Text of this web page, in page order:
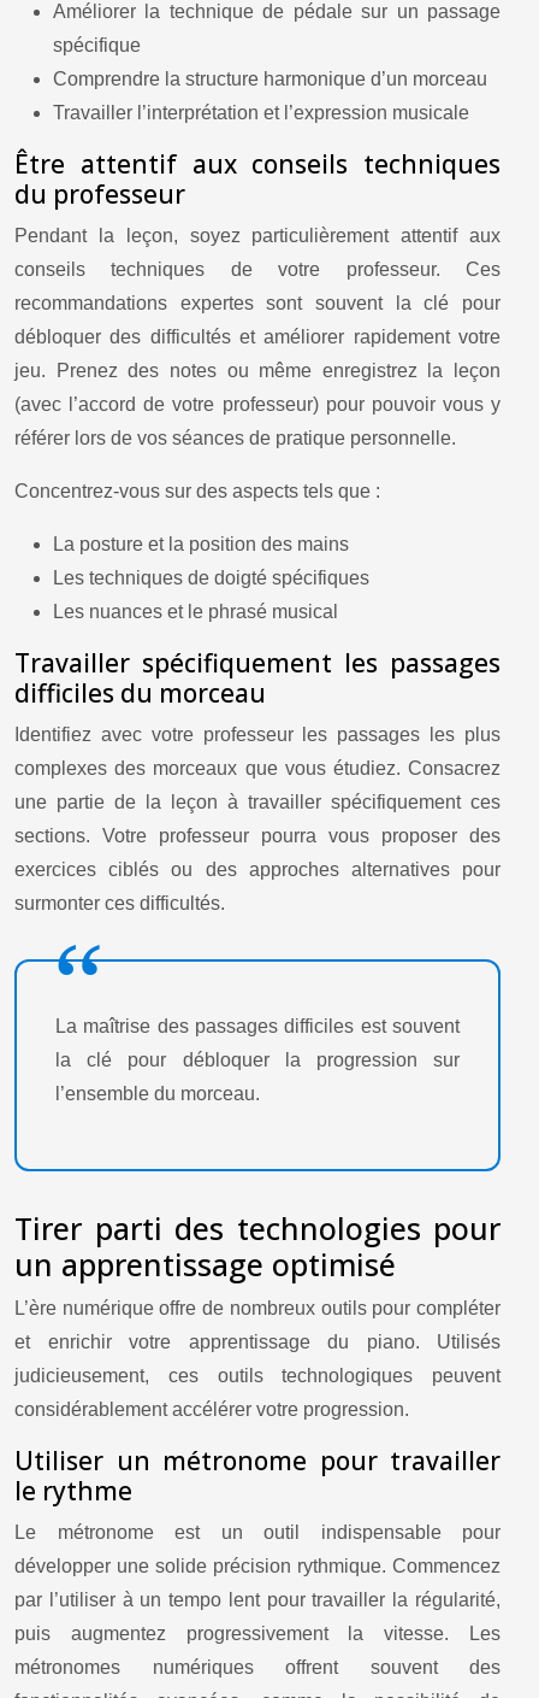
Améliorer la technique de pédale sur un passage
spécifique
Comprendre la structure harmonique d’un morceau
Travailler l’interprétation et l’expression musicale
Être attentif aux conseils techniques
du professeur
Pendant la leçon, soyez particulièrement attentif aux
conseils techniques de votre professeur. Ces
recommandations expertes sont souvent la clé pour
débloquer des difficultés et améliorer rapidement votre
jeu. Prenez des notes ou même enregistrez la leçon
(avec l’accord de votre professeur) pour pouvoir vous y
référer lors de vos séances de pratique personnelle.
Concentrez-vous sur des aspects tels que :
La posture et la position des mains
Les techniques de doigté spécifiques
Les nuances et le phrasé musical
Travailler spécifiquement les passages
difficiles du morceau
Identifiez avec votre professeur les passages les plus
complexes des morceaux que vous étudiez. Consacrez
une partie de la leçon à travailler spécifiquement ces
sections. Votre professeur pourra vous proposer des
exercices ciblés ou des approches alternatives pour
surmonter ces difficultés.
La maîtrise des passages difficiles est souvent
la clé pour débloquer la progression sur
l’ensemble du morceau.
Tirer parti des technologies pour
un apprentissage optimisé
L’ère numérique offre de nombreux outils pour compléter
et enrichir votre apprentissage du piano. Utilisés
judicieusement, ces outils technologiques peuvent
considérablement accélérer votre progression.
Utiliser un métronome pour travailler
le rythme
Le métronome est un outil indispensable pour
développer une solide précision rythmique. Commencez
par l’utiliser à un tempo lent pour travailler la régularité,
puis augmentez progressivement la vitesse. Les
métronomes numériques offrent souvent des